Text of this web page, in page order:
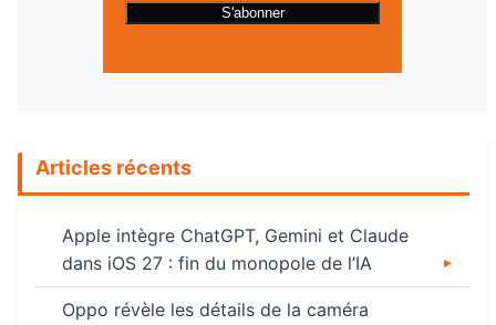
Articles récents
Apple intègre ChatGPT, Gemini et Claude
dans iOS 27 : fin du monopole de l’IA
Oppo révèle les détails de la caméra